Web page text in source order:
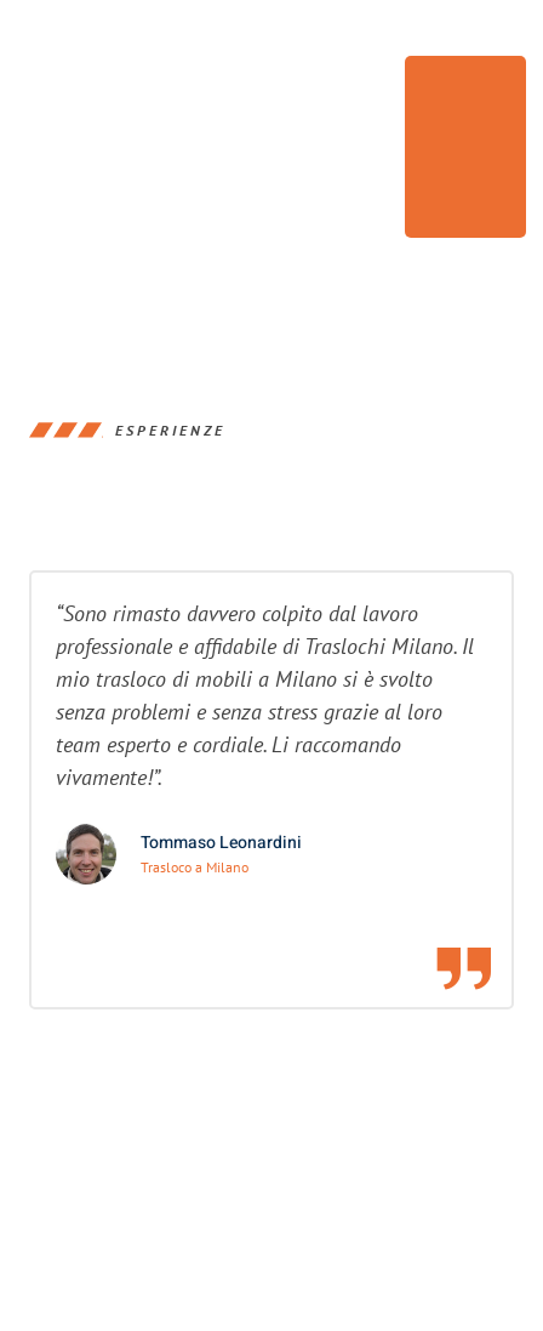
ESPERIENZE
“Sono rimasto davvero colpito dal lavoro
professionale e affidabile di Traslochi Milano. Il
mio trasloco di mobili a Milano si è svolto
senza problemi e senza stress grazie al loro
team esperto e cordiale. Li raccomando
vivamente!”.
Tommaso Leonardini
Trasloco a Milano